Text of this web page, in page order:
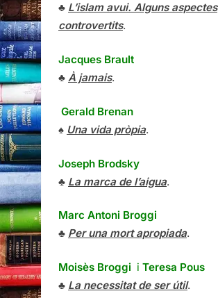
♣ L’islam avui. Alguns aspectes
controvertits.
Jacques Brault
♣ À jamais.
Gerald Brenan
♠ Una vida pròpia.
Joseph Brodsky
♣ La marca de l’aigua.
Marc Antoni Broggi
♣ Per una mort apropiada.
Moisès Broggi i Teresa Pous
♣ La necessitat de ser útil.